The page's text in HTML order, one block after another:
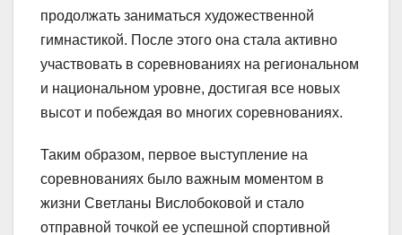
продолжать заниматься художественной
гимнастикой. После этого она стала активно
участвовать в соревнованиях на региональном
и национальном уровне, достигая все новых
высот и побеждая во многих соревнованиях.
Таким образом, первое выступление на
соревнованиях было важным моментом в
жизни Светланы Вислобоковой и стало
отправной точкой ее успешной спортивной